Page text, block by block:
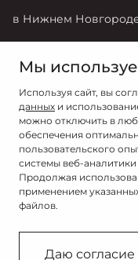
в Нижнем
8 (831) 275-99-11 8
© 2026
© НИЖЕГОРОДЕЦ
Сделано в ПЕРКС
Мы
Используя сайт, вы
данных и
можно отключить в
обеспечения
пользовательского
системы веб-
Продолжая
применением
файлов.
Даю согласие